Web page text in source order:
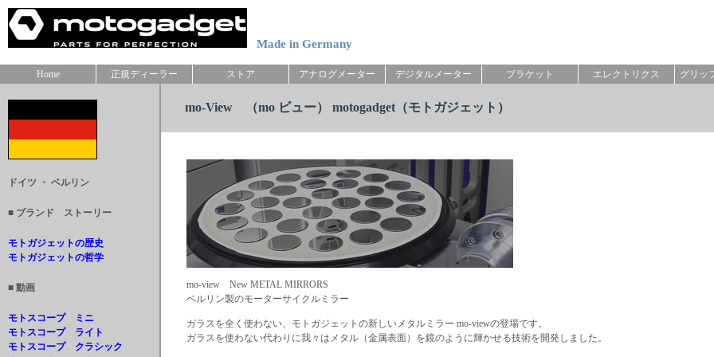
Made in Germany
Home 正規ディーラー ストア アナログメーター デジタルメーター ブラケット エレクトリクス グリッ
ドイツ ・ ベルリン
■ ブランド ストーリー
モトガジェットの歴史
モトガジェットの哲学
■ 動画
モトスコープ ミニ
モトスコープ ライト
モトスコープ クラシック
mo-View （mo ビュー） motogadget （モトガジェット）
mo-view New METAL MIRRORS
ベルリン製のモーターサイクルミラー
ガラスを全く使わない、モトガジェットの新しいメタルミラー mo-viewの登場です。
ガラスを使わない代わりに我々はメタル（金属表面）を鏡のように輝かせる技術を開発しました。